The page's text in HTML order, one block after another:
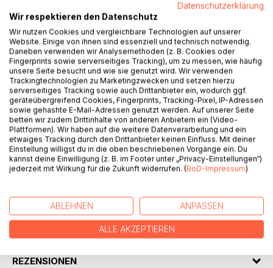
Gedichten, Anreden von mir geschrieben.
Man kann sie auch als "nagetragene Worte für einen
Borderline Menschen" nennen.
Denn durch eine Beziehung zu einem Borderliner,
entstanden diese Zeilen hier. - Es waren die Jahre danach,
die mich viel haben schreiben lassen.
Ich hoffe, es findet sich die eine oder der andere
Leserin/Leser, der an diesen Zeilen einwenig Freude und
Inspiration hat.
(ALLE NAMEN, ORTE USW. SIND FREI ERFUNDEN)
AUTOR/IN
REZENSIONEN
Datenschutzerklärung
Wir respektieren den Datenschutz
Wir nutzen Cookies und vergleichbare Technologien auf unserer
Website. Einige von ihnen sind essenziell und technisch notwendig.
Daneben verwenden wir Analysemethoden (z. B. Cookies oder
Fingerprints sowie serverseitiges Tracking), um zu messen, wie häufig
unsere Seite besucht und wie sie genutzt wird. Wir verwenden
Trackingtechnologien zu Marketingzwecken und setzen hierzu
serverseitiges Tracking sowie auch Drittanbieter ein, wodurch ggf.
geräteübergreifend Cookies, Fingerprints, Tracking-Pixel, IP-Adressen
sowie gehashte E-Mail-Adressen genutzt werden. Auf unserer Seite
betten wir zudem Drittinhalte von anderen Anbietern ein (Video-
Plattformen). Wir haben auf die weitere Datenverarbeitung und ein
etwaiges Tracking durch den Drittanbieter keinen Einfluss. Mit deiner
Einstellung willigst du in die oben beschriebenen Vorgänge ein. Du
kannst deine Einwilligung (z. B. im Footer unter „Privacy-Einstellungen“)
jederzeit mit Wirkung für die Zukunft widerrufen. (BoD-Impressum)
ABLEHNEN ANPASSEN
ALLE AKZEPTIEREN